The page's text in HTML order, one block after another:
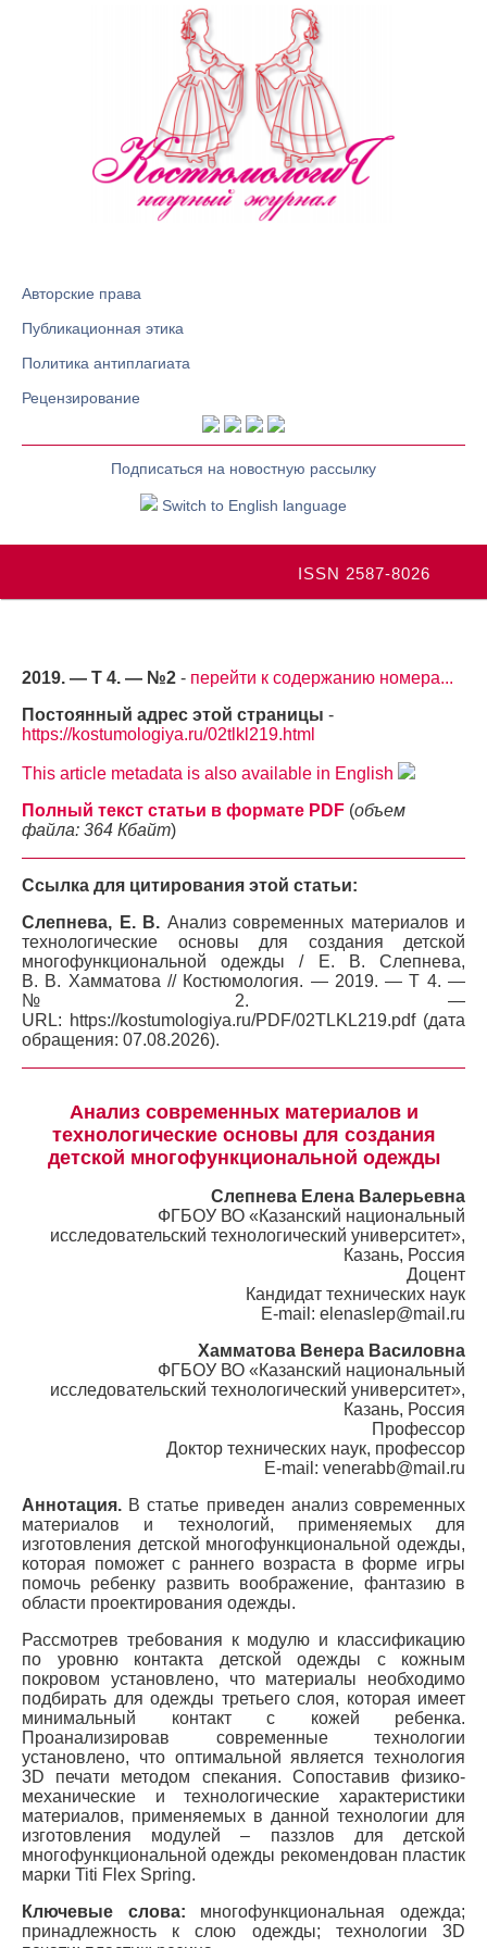
Авторские права
Публикационная этика
Политика антиплагиата
Рецензирование
Подписаться на новостную рассылку
Switch to English language
ISSN 2587-8026
2019. — Т 4. — №2 - перейти к содержанию номера...
Постоянный адрес этой страницы -
https://kostumologiya.ru/02tlkl219.html
This article metadata is also available in English
Полный текст статьи в формате PDF (объем
файла: 364 Кбайт)
Ссылка для цитирования этой статьи:
Слепнева, Е. В. Анализ современных материалов и
технологические основы для создания детской
многофункциональной одежды / Е. В. Слепнева,
В. В. Хамматова // Костюмология. — 2019. — Т 4. —
№2. —
URL: https://kostumologiya.ru/PDF/02TLKL219.pdf (дата
обращения: 07.08.2026).
Анализ современных материалов и
технологические основы для создания
детской многофункциональной одежды
Слепнева Елена Валерьевна
ФГБОУ ВО «Казанский национальный
исследовательский технологический университет»,
Казань, Россия
Доцент
Кандидат технических наук
E-mail: elenaslep@mail.ru
Хамматова Венера Василовна
ФГБОУ ВО «Казанский национальный
исследовательский технологический университет»,
Казань, Россия
Профессор
Доктор технических наук, профессор
E-mail: venerabb@mail.ru
Аннотация. В статье приведен анализ современных
материалов и технологий, применяемых для
изготовления детской многофункциональной одежды,
которая поможет с раннего возраста в форме игры
помочь ребенку развить воображение, фантазию в
области проектирования одежды.
Рассмотрев требования к модулю и классификацию
по уровню контакта детской одежды с кожным
покровом установлено, что материалы необходимо
подбирать для одежды третьего слоя, которая имеет
минимальный контакт с кожей ребенка.
Проанализировав современные технологии
установлено, что оптимальной является технология
3D печати методом спекания. Сопоставив физико-
механические и технологические характеристики
материалов, применяемых в данной технологии для
изготовления модулей – паззлов для детской
многофункциональной одежды рекомендован пластик
марки Titi Flex Spring.
Ключевые слова: многофункциональная одежда;
принадлежность к слою одежды; технологии 3D